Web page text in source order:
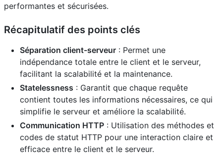
performantes et sécurisées.
Récapitulatif des points clés
Séparation client-serveur : Permet une
indépendance totale entre le client et le serveur,
facilitant la scalabilité et la maintenance.
Statelessness : Garantit que chaque requête
contient toutes les informations nécessaires, ce qui
simplifie le serveur et améliore la scalabilité.
Communication HTTP : Utilisation des méthodes et
codes de statut HTTP pour une interaction claire et
efficace entre le client et le serveur.